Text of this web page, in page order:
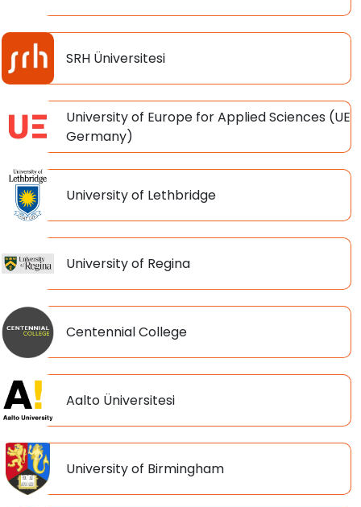
SRH Üniversitesi
University of Europe for Applied Sciences (UE
Germany)
University of Lethbridge
University of Regina
Centennial College
Aalto Üniversitesi
University of Birmingham